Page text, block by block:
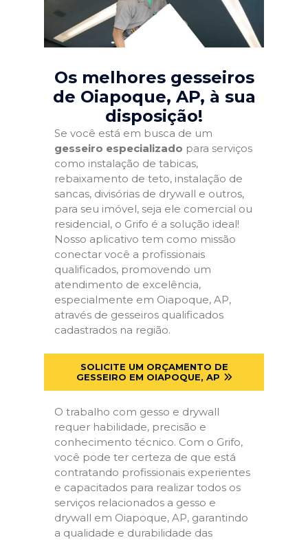
Os melhores gesseiros
de Oiapoque, AP, à sua
disposição!
Se você está em busca de um
gesseiro especializado para serviços
como instalação de tabicas,
rebaixamento de teto, instalação de
sancas, divisórias de drywall e outros,
para seu imóvel, seja ele comercial ou
residencial, o Grifo é a solução ideal!
Nosso aplicativo tem como missão
conectar você a profissionais
qualificados, promovendo um
atendimento de excelência,
especialmente em Oiapoque, AP,
através de gesseiros qualificados
cadastrados na região.
SOLICITE UM ORÇAMENTO DE
GESSEIRO EM OIAPOQUE, AP
O trabalho com gesso e drywall
requer habilidade, precisão e
conhecimento técnico. Com o Grifo,
você pode ter certeza de que está
contratando profissionais experientes
e capacitados para realizar todos os
serviços relacionados a gesso e
drywall em Oiapoque, AP, garantindo
a qualidade e durabilidade das